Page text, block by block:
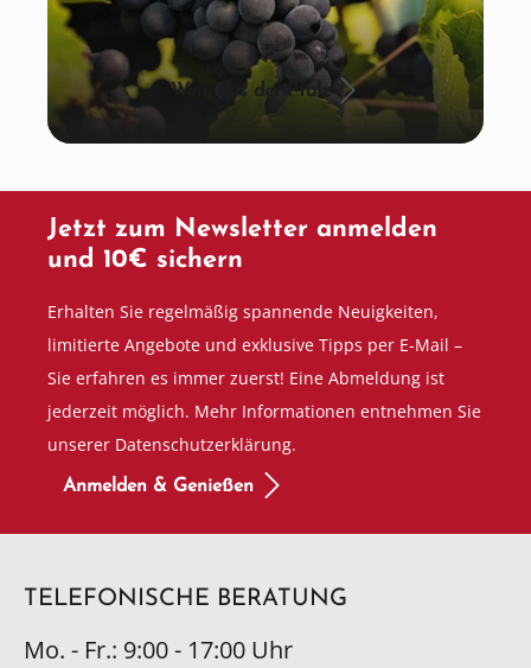
Wein aus der Pfalz
Jetzt zum Newsletter anmelden
und 10€ sichern
Erhalten Sie regelmäßig spannende Neuigkeiten,
limitierte Angebote und exklusive Tipps per E-Mail –
Sie erfahren es immer zuerst! Eine Abmeldung ist
jederzeit möglich. Mehr Informationen entnehmen Sie
unserer Datenschutzerklärung.
Anmelden & Genießen
TELEFONISCHE BERATUNG
Mo. - Fr.: 9:00 - 17:00 Uhr